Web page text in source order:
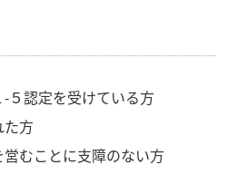
認定を受けている方
方
むことに支障のない方